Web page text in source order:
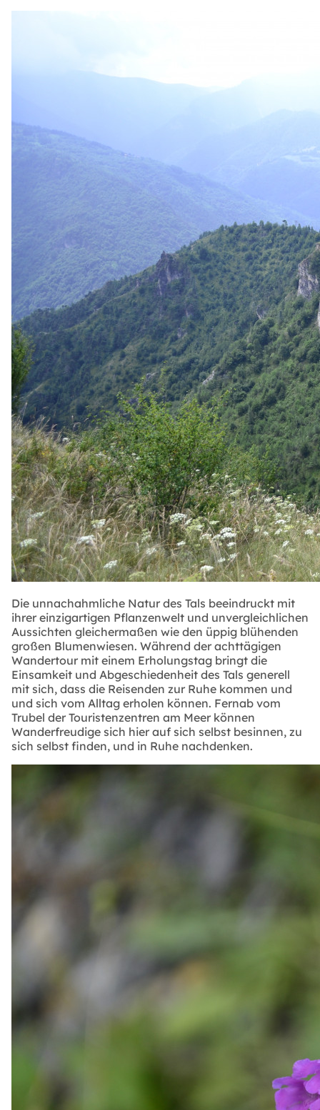
Die unnachahmliche Natur des Tals beeindruckt mit
ihrer einzigartigen Pflanzenwelt und unvergleichlichen
Aussichten gleichermaßen wie den üppig blühenden
großen Blumenwiesen. Während der achttägigen
Wandertour mit einem Erholungstag bringt die
Einsamkeit und Abgeschiedenheit des Tals generell
mit sich, dass die Reisenden zur Ruhe kommen und
und sich vom Alltag erholen können. Fernab vom
Trubel der Touristenzentren am Meer können
Wanderfreudige sich hier auf sich selbst besinnen, zu
sich selbst finden, und in Ruhe nachdenken.